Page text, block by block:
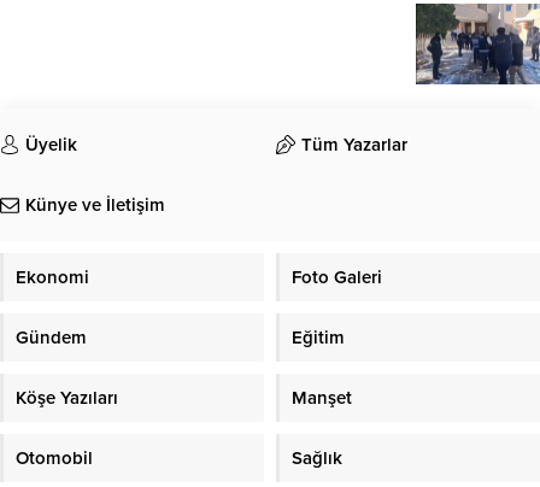
Üyelik Tüm Yazarlar
Künye ve İletişim
Ekonomi Foto Galeri
Gündem Eğitim
Köşe Yazıları Manşet
Otomobil Sağlık